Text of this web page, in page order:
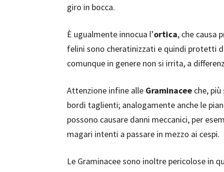
giro in bocca.
È ugualmente innocua l’ortica, che causa
felini sono cheratinizzati e quindi protetti
comunque in genere non si irrita, a
Attenzione infine alle Graminacee che,
bordi taglienti; analogamente anche le
possono causare danni meccanici, per
magari intenti a passare in mezzo ai cespi.
Le Graminacee sono inoltre pericolose in